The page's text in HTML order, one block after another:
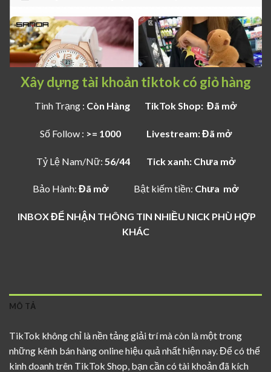
Xây dựng tài khoản tiktok có giỏ hàng
Tình Trạng : Còn Hàng TikTok Shop: Đã mở
Số Follow : >= 1000 Livestream: Đã mở
Tỷ Lệ Nam/Nữ: 56/44 Tick xanh: Chưa mở
Bảo Hành: Đã mở Bật kiếm tiền: Chưa mở
INBOX ĐỂ NHẬN THÔNG TIN NHIỀU NICK PHÙ HỢP
KHÁC
MÔ TẢ
TikTok không chỉ là nền tảng giải trí mà còn là một trong
những kênh bán hàng online hiệu quả nhất hiện nay. Để có thể
kinh doanh trên TikTok Shop, bạn cần có tài khoản đã kích